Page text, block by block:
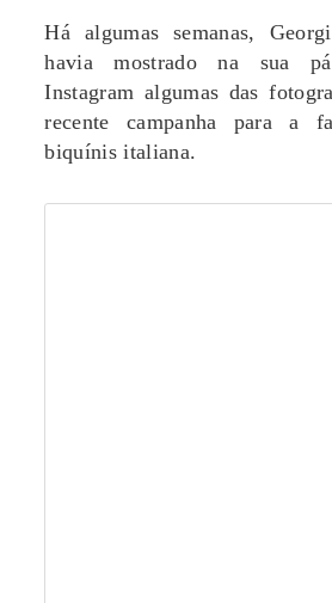
Há algumas semanas,
havia mostrado na sua
Instagram algumas das
recente campanha para a
biquínis italiana.